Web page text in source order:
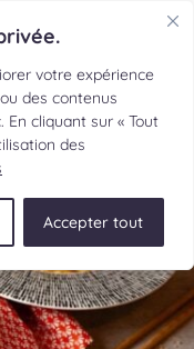
votre expérience
des contenus
cliquant sur « Tout
des
Accepter tout